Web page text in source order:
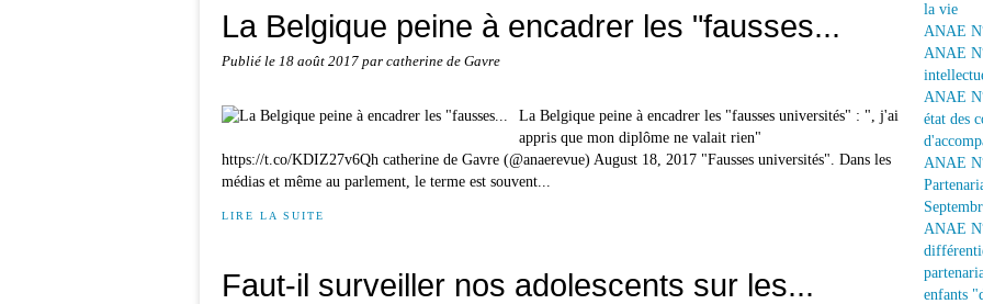
La Belgique peine à encadrer les "fausses...
Publié le 18 août 2017 par catherine de Gavre
La Belgique peine à encadrer les "fausses universités" : ", j'ai
appris que mon diplôme ne valait rien"
https://t.co/KDIZ27v6Qh catherine de Gavre (@anaerevue) August 18, 2017 "Fausses universités". Dans les
médias et même au parlement, le terme est souvent...
LIRE LA SUITE
Faut-il surveiller nos adolescents sur les...
la vie
ANAE
ANAE
ANAE
état des
ANAE
ANAE
enfants